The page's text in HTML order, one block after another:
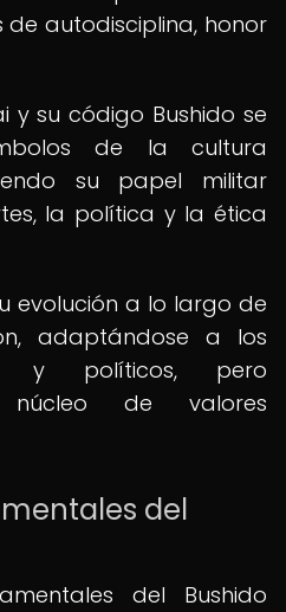
de autodisciplina, honor
y su código Bushido se
de la cultura
su papel militar
la política y la ética
evolución a lo largo de
adaptándose a los
y políticos, pero
núcleo de valores
del
del Bushido